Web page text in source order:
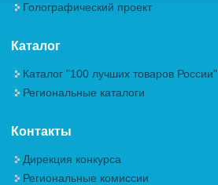
Голографический проект
Каталог
Каталог "100 лучших товаров России"
Региональные каталоги
Контакты
Дирекция конкурса
Региональные комиссии